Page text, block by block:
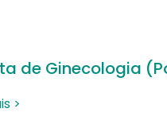
de Ginecologia
>